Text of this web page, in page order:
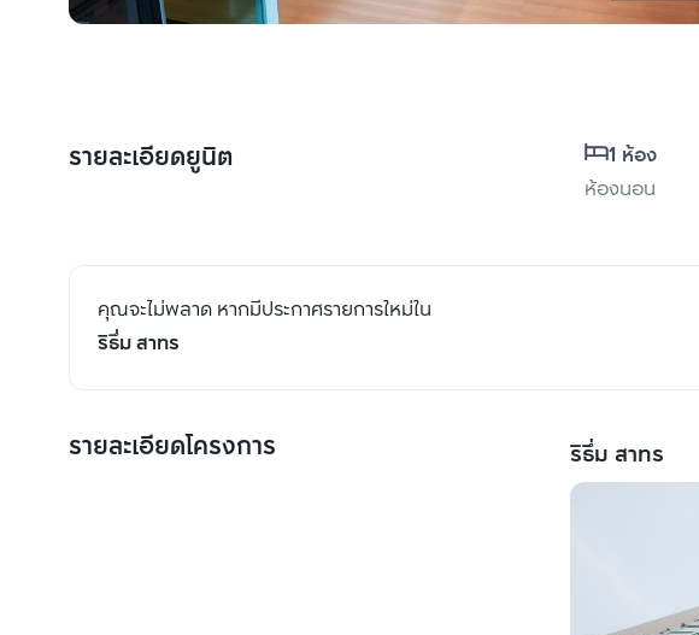
รายละเอียดยูนิต
1 ห้อง
ห้องนอน
คุณจะไม่พลาด หากมีประกาศรายการใหม่ใน
ริธึ่ม สาทร
รายละเอียดโครงการ ริธึ่ม สาทร